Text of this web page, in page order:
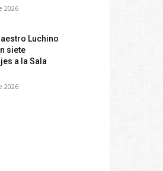
2026
Luchino
siete
a la Sala
2026